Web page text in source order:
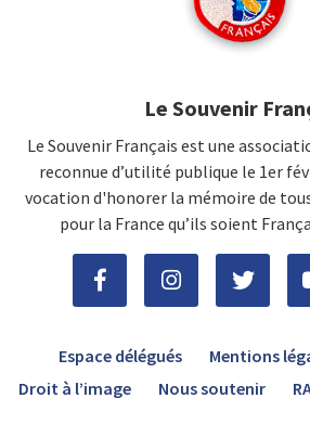
Le Souvenir
Le Souvenir Français est une
reconnue d’utilité publique le 1er
vocation d'honorer la mémoire de
pour la France qu’ils soient
Espace délégués Mentions
Droit à l’image
Nous soutenir